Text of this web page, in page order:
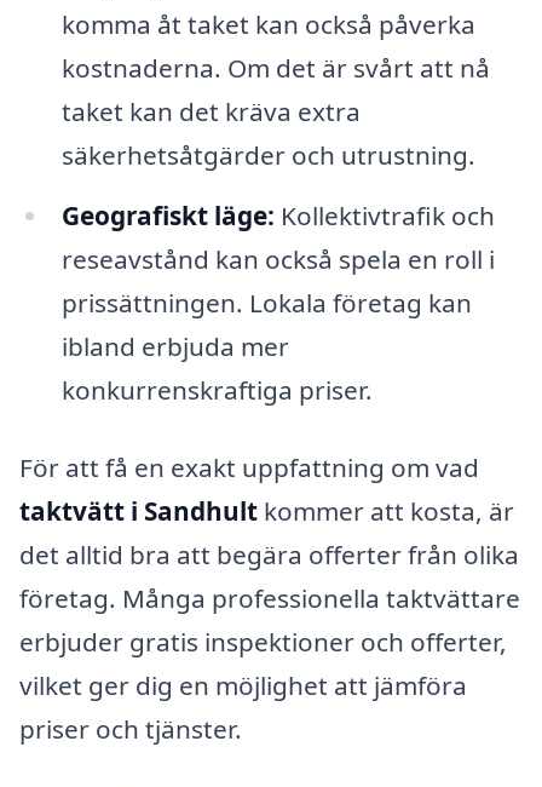
komma åt taket kan också påverka
kostnaderna. Om det är svårt att nå
taket kan det kräva extra
säkerhetsåtgärder och utrustning.
Geografiskt läge: Kollektivtrafik och
reseavstånd kan också spela en roll i
prissättningen. Lokala företag kan
ibland erbjuda mer
konkurrenskraftiga priser.
För att få en exakt uppfattning om vad
taktvätt i Sandhult kommer att kosta, är
det alltid bra att begära offerter från olika
företag. Många professionella taktvättare
erbjuder gratis inspektioner och offerter,
vilket ger dig en möjlighet att jämföra
priser och tjänster.